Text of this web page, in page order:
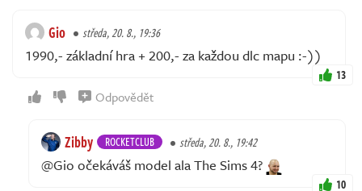
Gio středa, 20. 8., 19:36
1990,- základní hra + 200,- za každou dlc mapu :-))
13
Odpovědět
Zibby ROCKETCLUB středa, 20. 8., 19:42
@Gio očekáváš model ala The Sims 4?
10